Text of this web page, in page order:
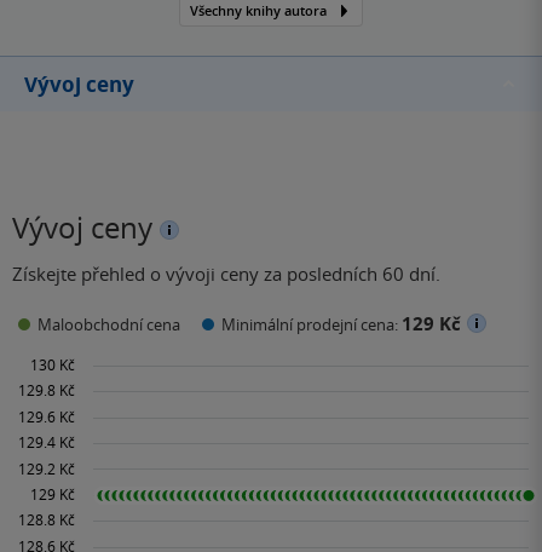
Všechny knihy autora
Vývoj ceny
Vývoj ceny
Získejte přehled o vývoji ceny za posledních 60 dní.
Maloobchodní cena Minimální prodejní cena: 129 Kč